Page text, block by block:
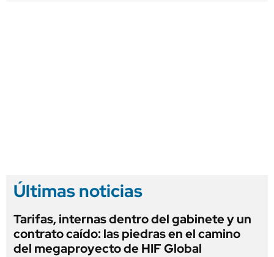
Últimas noticias
Tarifas, internas dentro del gabinete y un
contrato caído: las piedras en el camino
del megaproyecto de HIF Global